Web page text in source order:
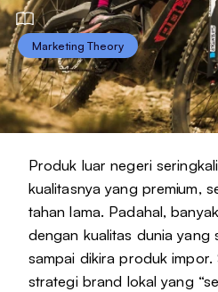
Marketing Theory
Produk luar negeri
kualitasnya yang premium,
tahan lama. Padahal,
dengan kualitas dunia yang
sampai dikira produk impor.
strategi brand lokal yang